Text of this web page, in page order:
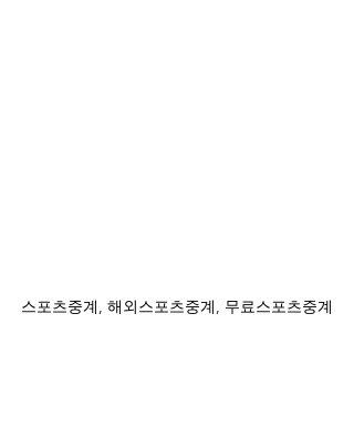
스포츠중계, 해외스포츠중계, 무료스포츠중계